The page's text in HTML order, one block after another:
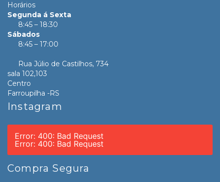
Horários
Segunda á Sexta
8:45 – 18:30
Sábados
8:45 – 17:00
Rua Júlio de Castilhos, 734
sala 102,103
Centro
Farroupilha -RS
Instagram
Error: 400: Bad Request
Error: 400: Bad Request
Compra Segura